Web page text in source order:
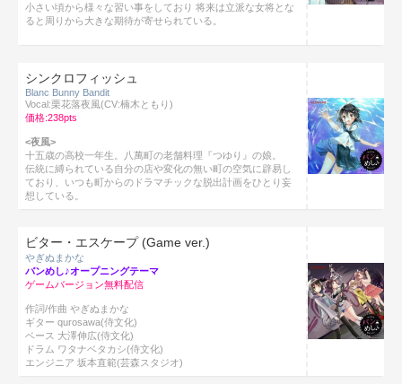
小さい頃から様々な習い事をしており 将来は立派な女将とな
ると周りから大きな期待が寄せられている。
シンクロフィッシュ
Blanc Bunny Bandit
Vocal:栗花落夜風(CV:楠木ともり)
価格:238pts
<夜風>
十五歳の高校一年生。八萬町の老舗料理『つゆり』の娘。
伝統に縛られている自分の店や変化の無い町の空気に辟易し
ており、いつも町からのドラマチックな脱出計画をひとり妄
想している。
ビター・エスケープ (Game ver.)
やぎぬまかな
バンめし♪オープニングテーマ
ゲームバージョン無料配信
作詞/作曲 やぎぬまかな
ギター qurosawa(侍文化)
ベース 大澤伸広(侍文化)
ドラム ワタナベタカシ(侍文化)
エンジニア 坂本直範(芸森スタジオ)